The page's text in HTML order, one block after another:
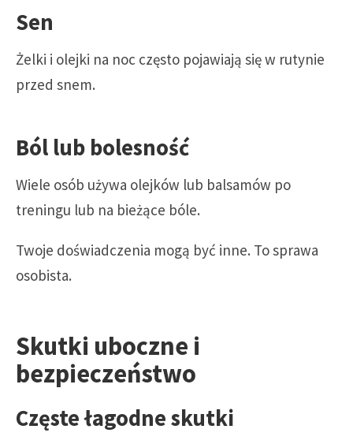
Sen
Żelki i olejki na noc często pojawiają się w rutynie
przed snem.
Ból lub bolesność
Wiele osób używa olejków lub balsamów po
treningu lub na bieżące bóle.
Twoje doświadczenia mogą być inne. To sprawa
osobista.
Skutki uboczne i
bezpieczeństwo
Częste łagodne skutki